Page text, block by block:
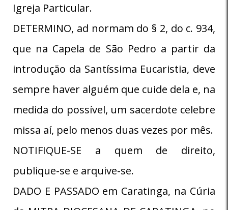
Igreja Particular.
DETERMINO, ad normam do § 2, do c. 934,
que na Capela de São Pedro a partir da
introdução da Santíssima Eucaristia, deve
sempre haver alguém que cuide dela e, na
medida do possível, um sacerdote celebre
missa aí, pelo menos duas vezes por mês.
NOTIFIQUE-SE a quem de direito,
publique-se e arquive-se.
DADO E PASSADO em Caratinga, na Cúria